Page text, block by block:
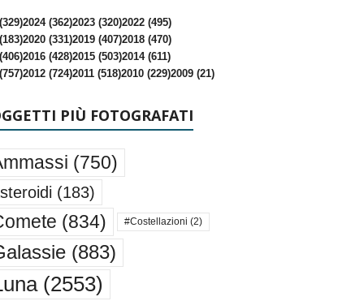
2024 (362)2023 (320)2022 (495)
2020 (331)2019 (407)2018 (470)
2016 (428)2015 (503)2014 (611)
2012 (724)2011 (518)2010 (229)2009 (21)
PIÙ FOTOGRAFATI
(750)
(183)
(834) #Costellazioni (2)
(883)
(2553)